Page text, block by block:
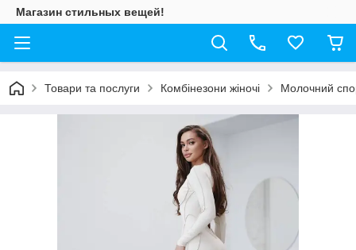
Магазин стильных вещей!
Товари та послуги Комбінезони жіночі Молочний